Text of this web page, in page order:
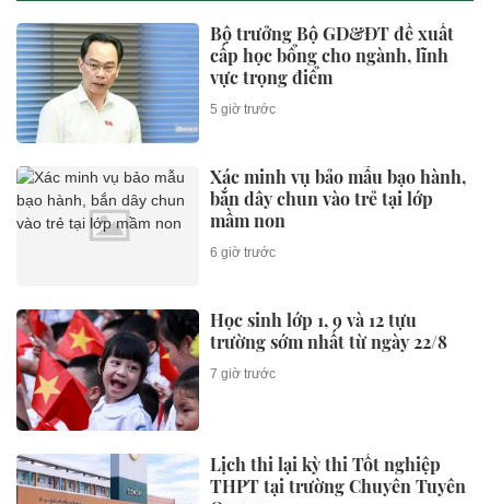
Bộ trưởng Bộ GD&ĐT đề xuất
cấp học bổng cho ngành, lĩnh
vực trọng điểm
5 giờ trước
Xác minh vụ bảo mẫu bạo hành,
bắn dây chun vào trẻ tại lớp
mầm non
6 giờ trước
Học sinh lớp 1, 9 và 12 tựu
trường sớm nhất từ ngày 22/8
7 giờ trước
Lịch thi lại kỳ thi Tốt nghiệp
THPT tại trường Chuyên Tuyên